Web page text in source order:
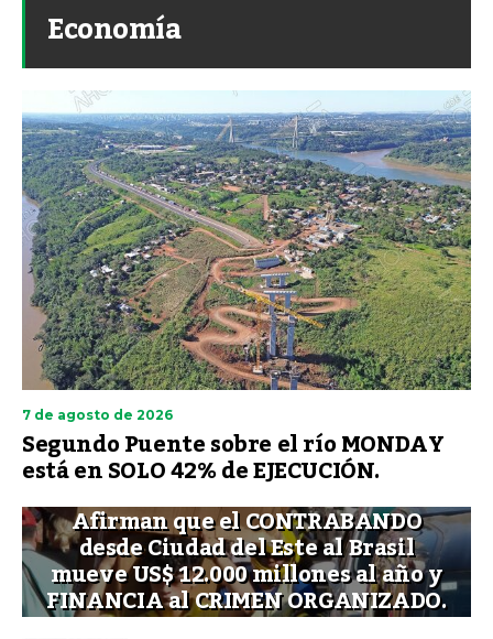
Economía
7 de agosto de 2026
Segundo Puente sobre el río MONDAY
está en SOLO 42% de EJECUCIÓN.
Afirman que el CONTRABANDO
desde Ciudad del Este al Brasil
mueve US$ 12.000 millones al año y
FINANCIA al CRIMEN ORGANIZADO.